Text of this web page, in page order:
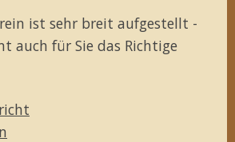
ist sehr breit aufgestellt -
auch für Sie das Richtige